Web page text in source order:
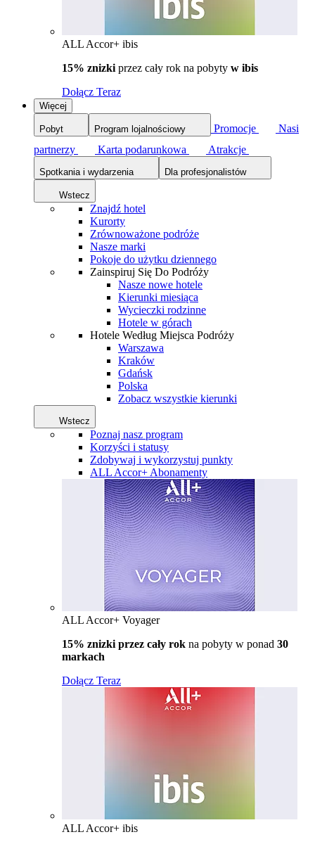
ALL Accor+ ibis
15% znizki przez cały rok na pobyty w ibis
Dołącz Teraz
Więcej
Pobyt Program lojalnościowy Promocje
Nasi
partnerzy
Karta podarunkowa Atrakcje
Spotkania i wydarzenia Dla profesjonalistów
Wstecz
Znajdź hotel
Kurorty
Zrównoważone podróże
Nasze marki
Pokoje do użytku dziennego
Zainspiruj Się Do Podróży
Nasze nowe hotele
Kierunki miesiąca
Wycieczki rodzinne
Hotele w górach
Hotele Według Miejsca Podróży
Warszawa
Kraków
Gdańsk
Polska
Zobacz wszystkie kierunki
Wstecz
Poznaj nasz program
Korzyści i statusy
Zdobywaj i wykorzystuj punkty
ALL Accor+ Abonamenty
ALL Accor+ Voyager
15% znizki przez cały rok na pobyty w ponad 30
markach
Dołącz Teraz
ALL Accor+ ibis